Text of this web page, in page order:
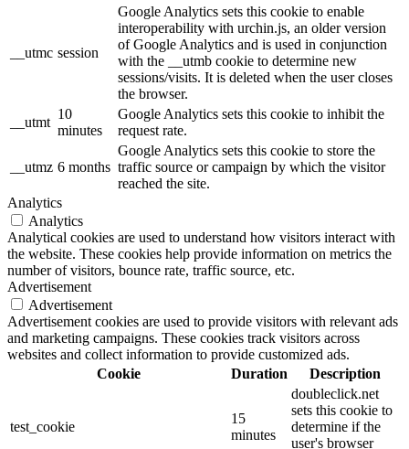
__utmc session
Google Analytics sets this cookie to enable
interoperability with urchin.js, an older version
of Google Analytics and is used in conjunction
with the __utmb cookie to determine new
sessions/visits. It is deleted when the user closes
the browser.
__utmt
10
minutes
Google Analytics sets this cookie to inhibit the
request rate.
__utmz 6 months
Google Analytics sets this cookie to store the
traffic source or campaign by which the visitor
reached the site.
Analytics
Analytics
Analytical cookies are used to understand how visitors interact with
the website. These cookies help provide information on metrics the
number of visitors, bounce rate, traffic source, etc.
Advertisement
Advertisement
Advertisement cookies are used to provide visitors with relevant ads
and marketing campaigns. These cookies track visitors across
websites and collect information to provide customized ads.
Cookie
Duration Description
test_cookie
15
minutes
doubleclick.net
sets this cookie to
determine if the
user's browser